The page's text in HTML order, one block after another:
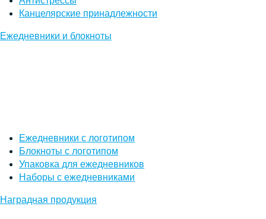
Канцелярские принадлежности
Ежедневники и блокноты
Ежедневники с логотипом
Блокноты с логотипом
Упаковка для ежедневников
Наборы с ежедневниками
Наградная продукция